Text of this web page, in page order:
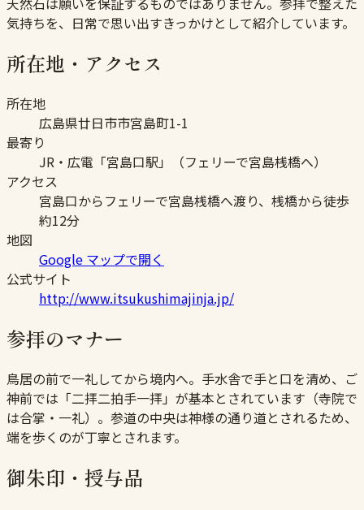
気持ちを、日常で思い出すきっかけとして紹介しています。
所在地・アクセス
所在地
広島県廿日市市宮島町1-1
最寄り
JR・広電「宮島口駅」（フェリーで宮島桟橋へ）
アクセス
宮島口からフェリーで宮島桟橋へ渡り、桟橋から徒歩
約12分
地図
Google マップで開く
公式サイト
http://www.itsukushimajinja.jp/
参拝のマナー
鳥居の前で一礼してから境内へ。手水舎で手と口を清め、ご
神前では「二拝二拍手一拝」が基本とされています（寺院で
は合掌・一礼）。参道の中央は神様の通り道とされるため、
端を歩くのが丁寧とされます。
御朱印・授与品